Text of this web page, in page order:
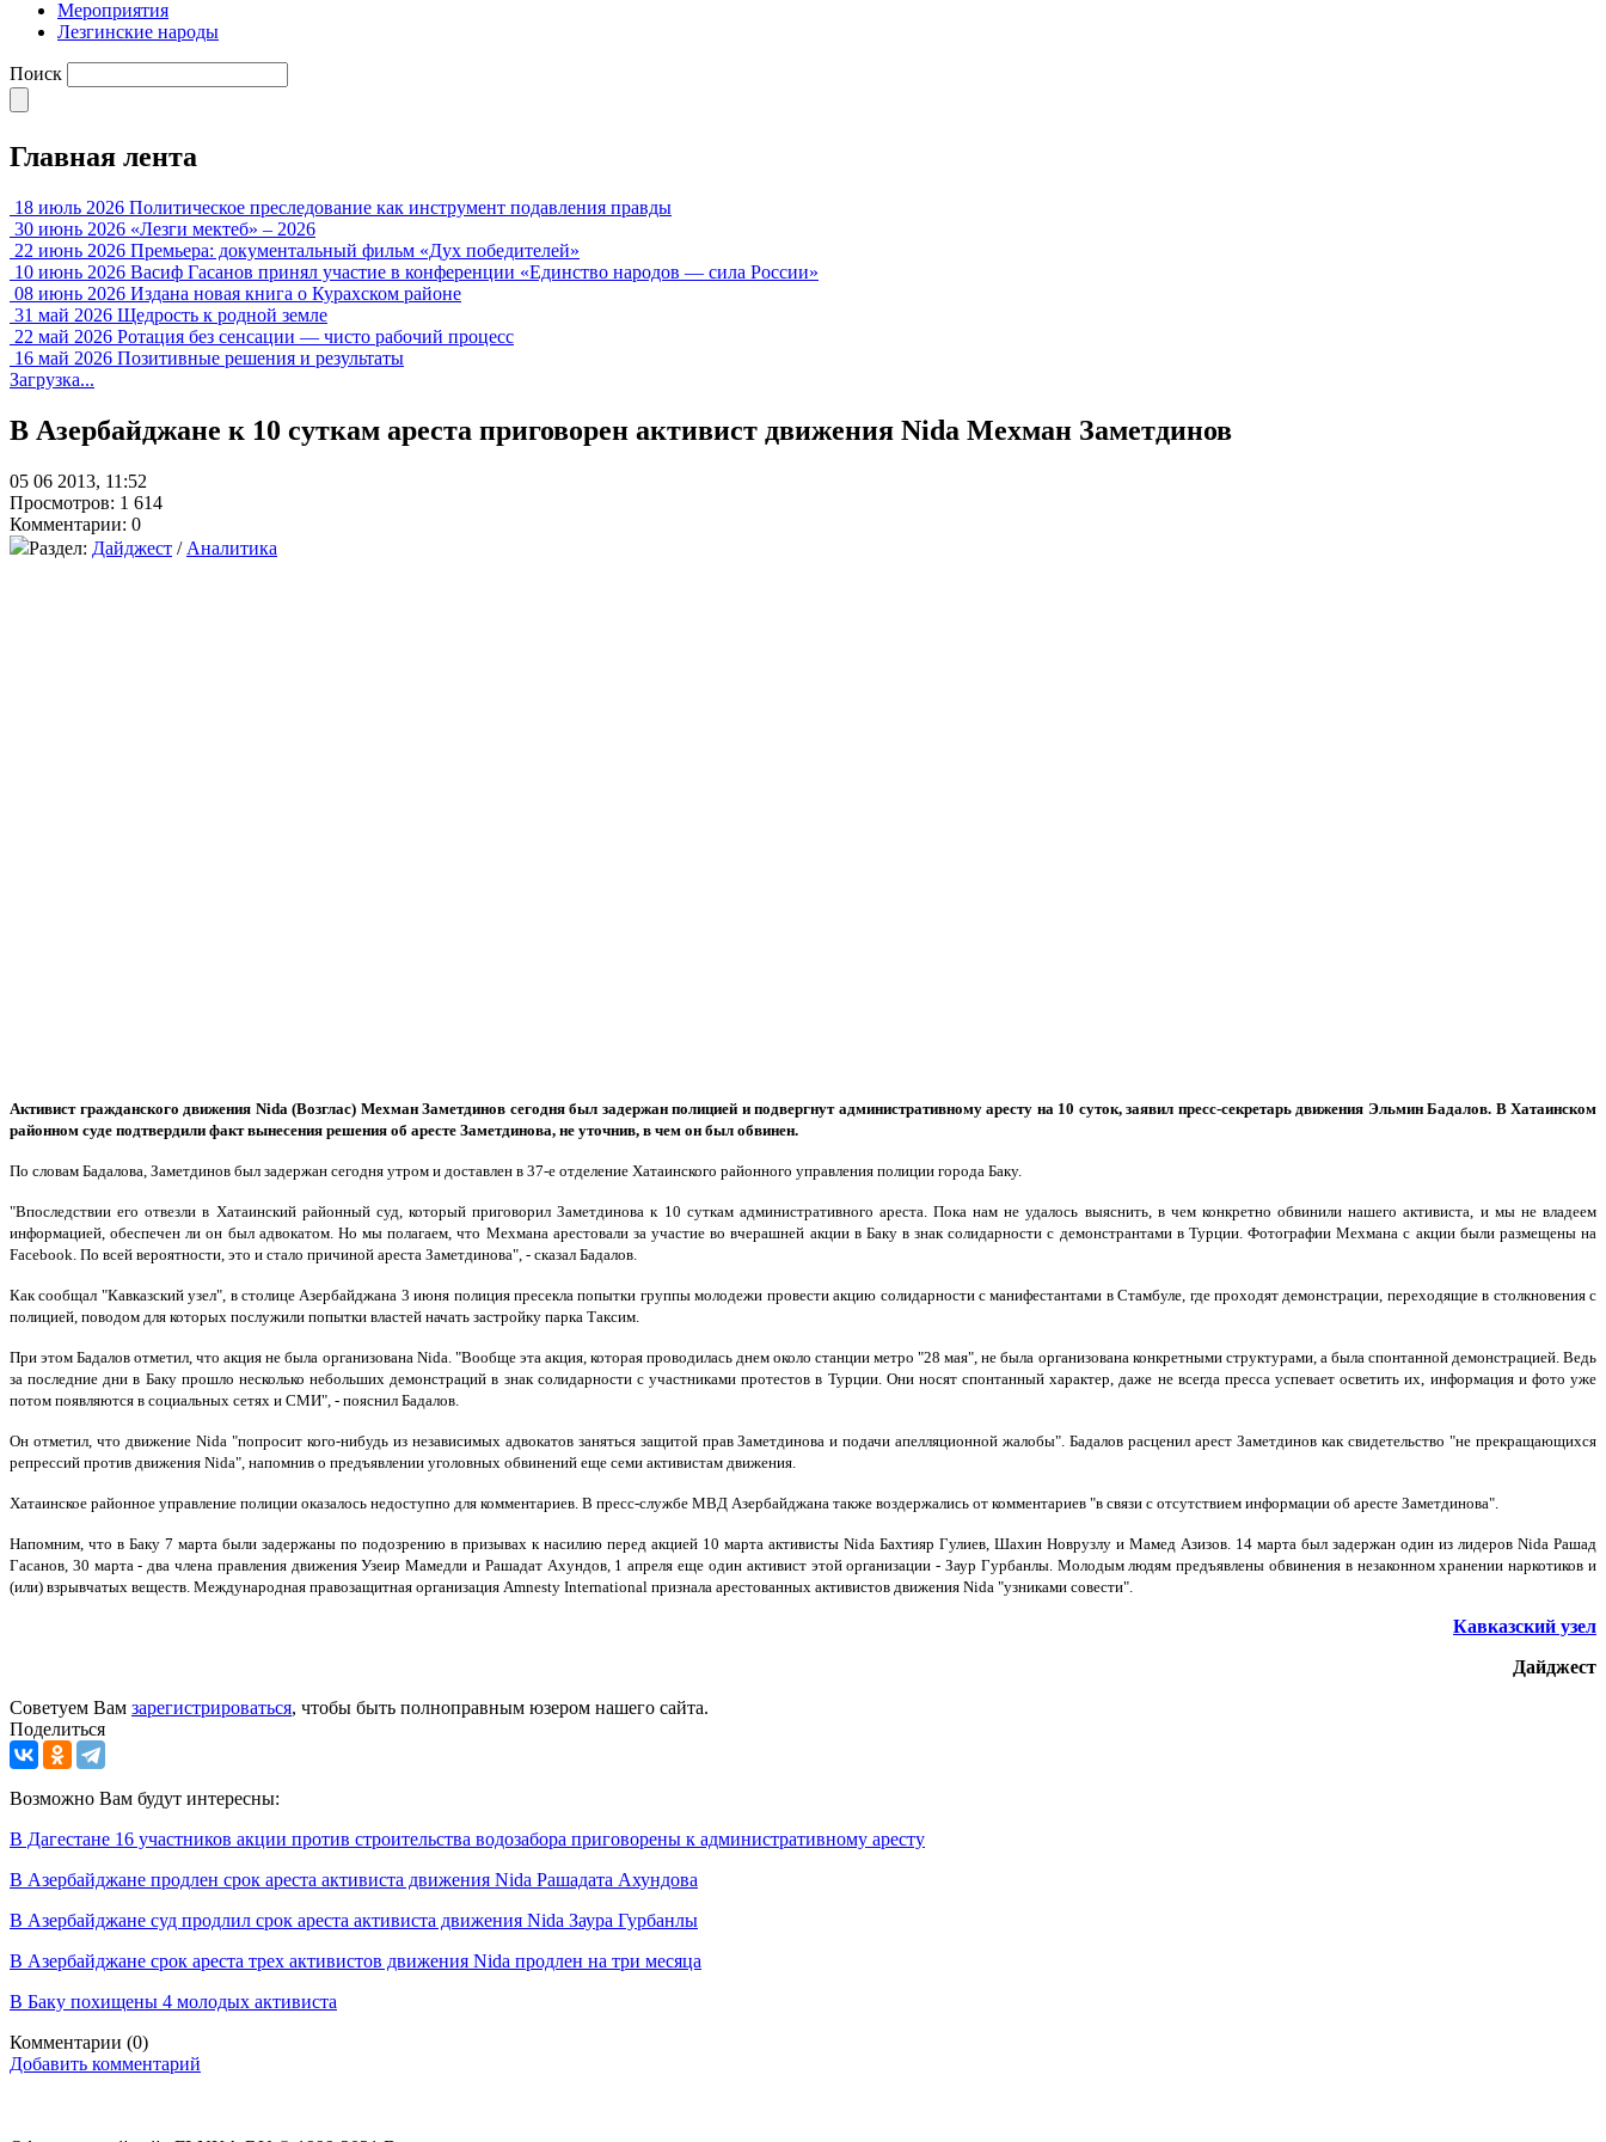
Мероприятия
Лезгинские народы
Поиск
Главная лента
18 июль 2026 Политическое преследование как инструмент подавления правды
30 июнь 2026 «Лезги мектеб» – 2026
22 июнь 2026 Премьера: документальный фильм «Дух победителей»
10 июнь 2026 Васиф Гасанов принял участие в конференции «Единство народов — сила России»
08 июнь 2026 Издана новая книга о Курахском районе
31 май 2026 Щедрость к родной земле
22 май 2026 Ротация без сенсации — чисто рабочий процесс
16 май 2026 Позитивные решения и результаты
Загрузка...
В Азербайджане к 10 суткам ареста приговорен активист движения Nida Мехман Заметдинов
05 06 2013, 11:52
Просмотров: 1 614
Комментарии: 0
Раздел: Дайджест / Аналитика
Активист гражданского движения Nida (Возглас) Мехман Заметдинов сегодня был задержан полицией и подвергнут административному аресту на 10 суток, заявил пресс-секретарь движения Эльмин Бадалов. В Хатаинском
районном суде подтвердили факт вынесения решения об аресте Заметдинова, не уточнив, в чем он был обвинен.
По словам Бадалова, Заметдинов был задержан сегодня утром и доставлен в 37-е отделение Хатаинского районного управления полиции города Баку.
"Впоследствии его отвезли в Хатаинский районный суд, который приговорил Заметдинова к 10 суткам административного ареста. Пока нам не удалось выяснить, в чем конкретно обвинили нашего активиста, и мы не владеем
информацией, обеспечен ли он был адвокатом. Но мы полагаем, что Мехмана арестовали за участие во вчерашней акции в Баку в знак солидарности с демонстрантами в Турции. Фотографии Мехмана с акции были размещены на
Facebook. По всей вероятности, это и стало причиной ареста Заметдинова", - сказал Бадалов.
Как сообщал "Кавказский узел", в столице Азербайджана 3 июня полиция пресекла попытки группы молодежи провести акцию солидарности с манифестантами в Стамбуле, где проходят демонстрации, переходящие в столкновения с
полицией, поводом для которых послужили попытки властей начать застройку парка Таксим.
При этом Бадалов отметил, что акция не была организована Nida. "Вообще эта акция, которая проводилась днем около станции метро "28 мая", не была организована конкретными структурами, а была спонтанной демонстрацией. Ведь
за последние дни в Баку прошло несколько небольших демонстраций в знак солидарности с участниками протестов в Турции. Они носят спонтанный характер, даже не всегда пресса успевает осветить их, информация и фото уже
потом появляются в социальных сетях и СМИ", - пояснил Бадалов.
Он отметил, что движение Nida "попросит кого-нибудь из независимых адвокатов заняться защитой прав Заметдинова и подачи апелляционной жалобы". Бадалов расценил арест Заметдинов как свидетельство "не прекращающихся
репрессий против движения Nida", напомнив о предъявлении уголовных обвинений еще семи активистам движения.
Хатаинское районное управление полиции оказалось недоступно для комментариев. В пресс-службе МВД Азербайджана также воздержались от комментариев "в связи с отсутствием информации об аресте Заметдинова".
Напомним, что в Баку 7 марта были задержаны по подозрению в призывах к насилию перед акцией 10 марта активисты Nida Бахтияр Гулиев, Шахин Новрузлу и Мамед Азизов. 14 марта был задержан один из лидеров Nida Рашад
Гасанов, 30 марта - два члена правления движения Узеир Мамедли и Рашадат Ахундов, 1 апреля еще один активист этой организации - Заур Гурбанлы. Молодым людям предъявлены обвинения в незаконном хранении наркотиков и
(или) взрывчатых веществ. Международная правозащитная организация Amnesty International признала арестованных активистов движения Nida "узниками совести".
Кавказский узел
Дайджест
Советуем Вам зарегистрироваться, чтобы быть полноправным юзером нашего сайта.
Поделиться
Возможно Вам будут интересны:
В Дагестане 16 участников акции против строительства водозабора приговорены к административному аресту
В Азербайджане продлен срок ареста активиста движения Nida Рашадата Ахундова
В Азербайджане суд продлил срок ареста активиста движения Nida Заура Гурбанлы
В Азербайджане срок ареста трех активистов движения Nida продлен на три месяца
В Баку похищены 4 молодых активиста
Комментарии (0)
Добавить комментарий